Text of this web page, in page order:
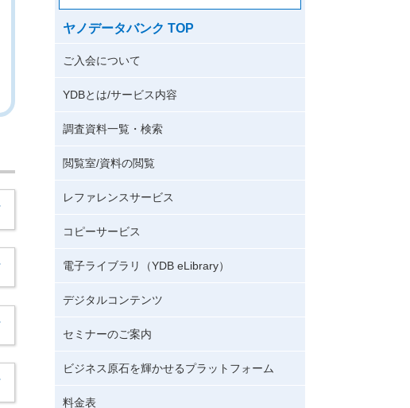
ヤノデータバンク TOP
ご入会について
YDBとは/サービス内容
調査資料一覧・検索
閲覧室/資料の閲覧
レファレンスサービス
コピーサービス
電子ライブラリ（YDB eLibrary）
デジタルコンテンツ
セミナーのご案内
ビジネス原石を輝かせるプラットフォーム
料金表